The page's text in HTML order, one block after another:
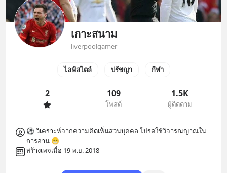
เกาะสนาม
liverpoolgamer
ไลฟ์สไตล์ ปรัชญา กีฬา
2 109
โพสต์
1.5K
ผู้ติดตาม
⚽ วิเคราะห์จากความคิดเห็นส่วนบุคคล โปรดใช้วิจารณญาณใน
การอ่าน 😁
สร้างเพจเมื่อ 19 พ.ย. 2018